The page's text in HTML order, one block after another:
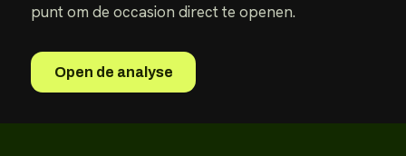
punt om de occasion direct te openen.
Open de analyse